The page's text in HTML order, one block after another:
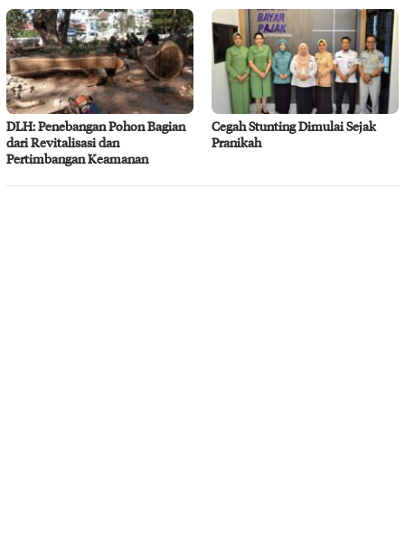
DLH: Penebangan Pohon Bagian
dari Revitalisasi dan
Pertimbangan Keamanan
Cegah Stunting Dimulai Sejak
Pranikah